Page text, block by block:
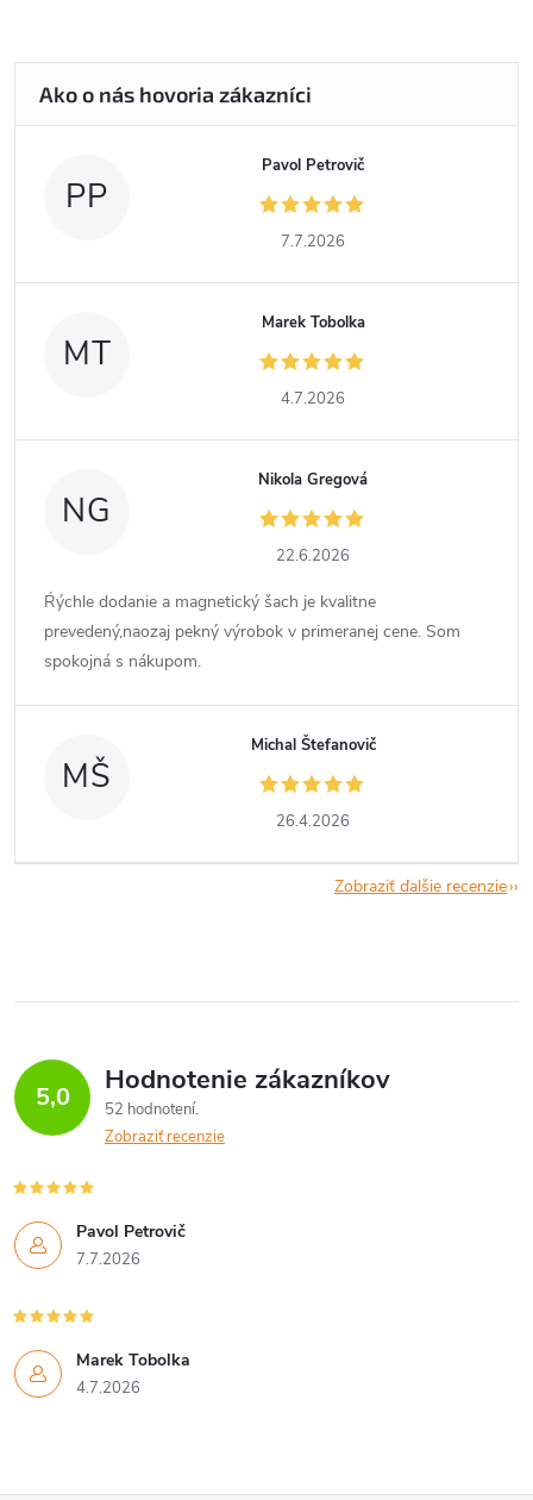
PP
Pavol Petrovič
7.7.2026
MT
Marek Tobolka
4.7.2026
NG
Nikola Gregová
22.6.2026
Ŕýchle dodanie a magnetický šach je kvalitne
prevedený,naozaj pekný výrobok v primeranej cene. Som
spokojná s nákupom.
MŠ
Michal Štefanovič
26.4.2026
Zobraziť ďalšie recenzie
5,0 Hodnotenie zákazníkov
52 hodnotení
Zobraziť recenzie
Pavol Petrovič
7.7.2026
Marek Tobolka
4.7.2026